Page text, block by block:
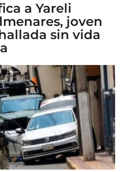
a Yareli
joven
sin vida